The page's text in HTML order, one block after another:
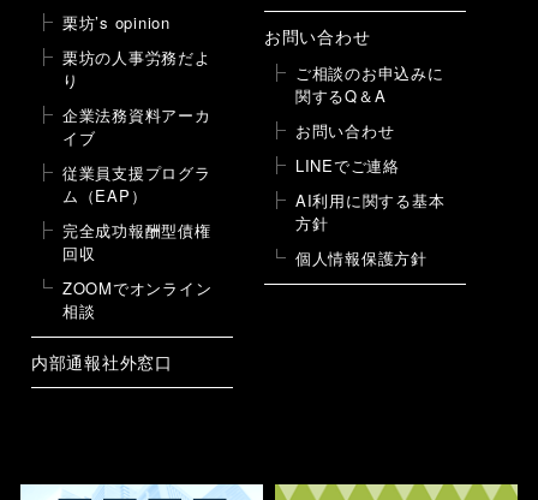
栗坊’s opinion
栗坊の人事労務だよ
り
企業法務資料アーカ
イブ
従業員支援プログラ
ム（EAP）
完全成功報酬型債権
回収
ZOOMでオンライン
相談
内部通報社外窓口
お問い合わせ
ご相談のお申込みに
関するQ＆A
お問い合わせ
LINEでご連絡
AI利用に関する基本
方針
個人情報保護方針